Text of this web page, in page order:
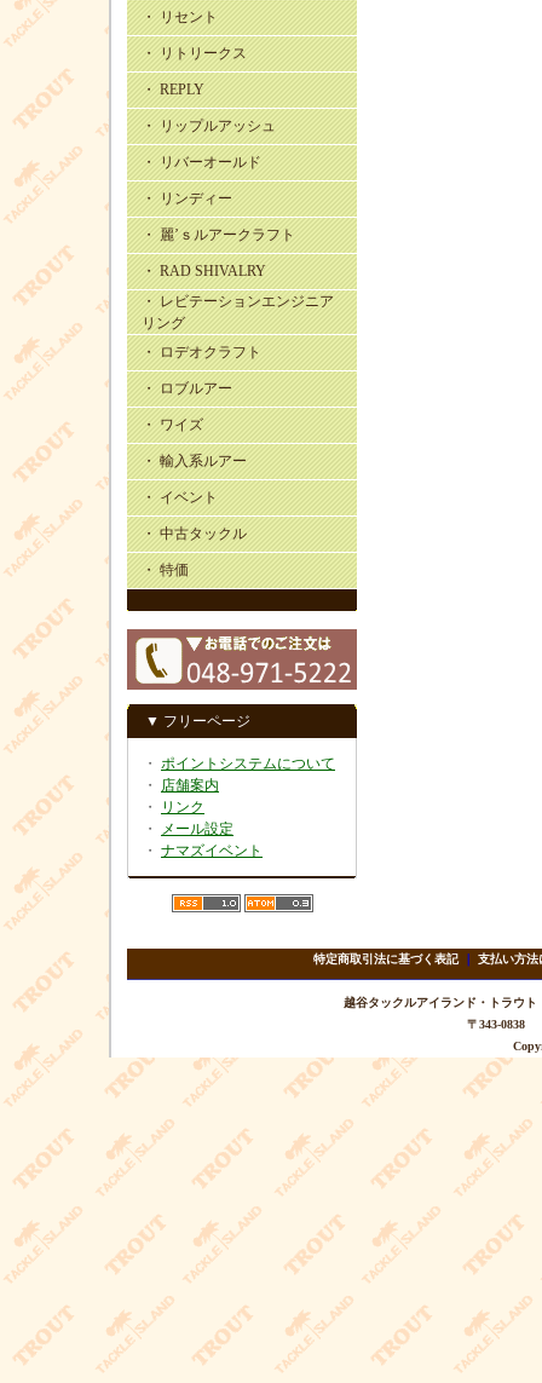
・ リセント
・ リトリークス
・ REPLY
・ リップルアッシュ
・ リバーオールド
・ リンディー
・ 麗’ｓルアークラフト
・ RAD SHIVALRY
・ レビテーションエンジニア
リング
・ ロデオクラフト
・ ロブルアー
・ ワイズ
・ 輸入系ルアー
・ イベント
・ 中古タックル
・ 特価
▼ フリーページ
・ ポイントシステムについて
・ 店舗案内
・
リンク
・
メール設定
・ ナマズイベント
特定商取引法に基づく表記｜ 支払い方法
越谷タックルアイランド・トラ
〒343-0838